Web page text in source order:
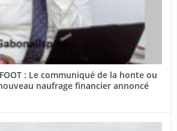
: Le communiqué de la honte ou
naufrage financier annoncé